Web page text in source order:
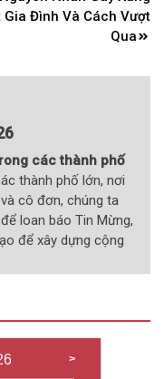
Gia Đình Và Cách Vượt
Qua
các thành phố
thành phố lớn, nơi
cô đơn, chúng ta
loan báo Tin Mừng,
để xây dựng cộng